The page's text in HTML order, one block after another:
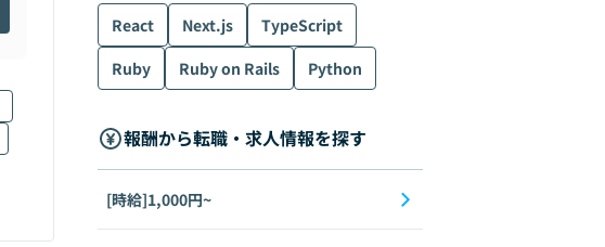
React Next.js
TypeScript
Ruby
Ruby on Rails Python
報酬から転職・求人情報を探す
[時給]1,000円~